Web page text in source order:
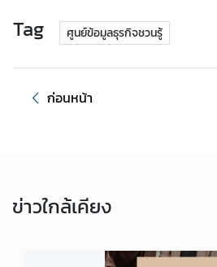
Tag ศูนย์ข้อมูลธุรกิจชวนรู้
ก่อนหน้า
ข่าวใกล้เคียง